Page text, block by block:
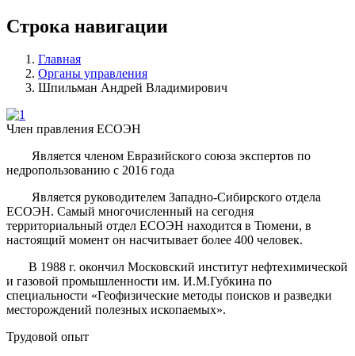
Строка навигации
Главная
Органы управления
Шпильман Андрей Владимирович
Член правления ЕСОЭН
Является членом Евразийского союза экспертов по
недропользованию с 2016 года
Является руководителем Западно-Сибирского отдела
ЕСОЭН. Самый многочисленный на сегодня
территориальный отдел ЕСОЭН находится в Тюмени, в
настоящий момент он насчитывает более 400 человек.
В 1988 г. окончил Московский институт нефтехимической
и газовой промышленности им. И.М.Губкина по
специальности «Геофизические методы поисков и разведки
месторождений полезных ископаемых».
Трудовой опыт